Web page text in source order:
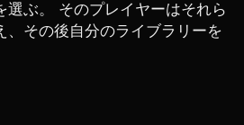
選ぶ。 そのプレイヤーはそれら
、その後自分のライブラリーを